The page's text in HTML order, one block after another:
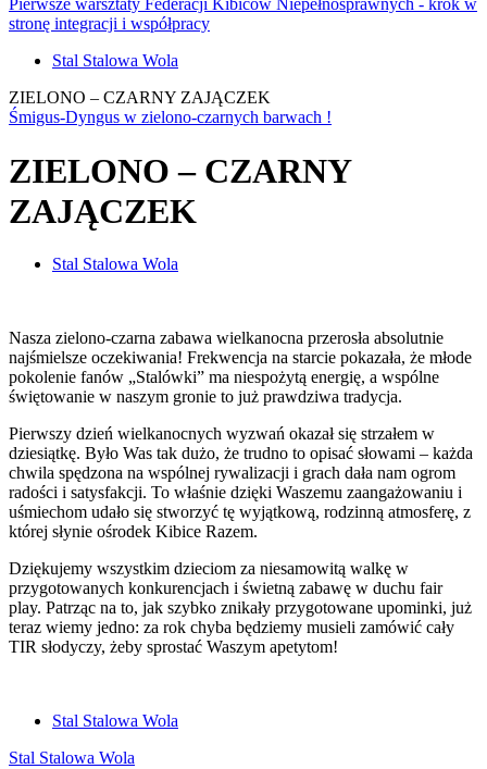
Pierwsze warsztaty Federacji Kibiców Niepełnosprawnych - krok w
stronę integracji i współpracy
Stal Stalowa Wola
ZIELONO – CZARNY ZAJĄCZEK
Śmigus-Dyngus w zielono-czarnych barwach !
ZIELONO – CZARNY
ZAJĄCZEK
Stal Stalowa Wola
Nasza zielono-czarna zabawa wielkanocna przerosła absolutnie
najśmielsze oczekiwania! Frekwencja na starcie pokazała, że młode
pokolenie fanów „Stalówki” ma niespożytą energię, a wspólne
świętowanie w naszym gronie to już prawdziwa tradycja.
Pierwszy dzień wielkanocnych wyzwań okazał się strzałem w
dziesiątkę. Było Was tak dużo, że trudno to opisać słowami – każda
chwila spędzona na wspólnej rywalizacji i grach dała nam ogrom
radości i satysfakcji. To właśnie dzięki Waszemu zaangażowaniu i
uśmiechom udało się stworzyć tę wyjątkową, rodzinną atmosferę, z
której słynie ośrodek Kibice Razem.
Dziękujemy wszystkim dzieciom za niesamowitą walkę w
przygotowanych konkurencjach i świetną zabawę w duchu fair
play. Patrząc na to, jak szybko znikały przygotowane upominki, już
teraz wiemy jedno: za rok chyba będziemy musieli zamówić cały
TIR słodyczy, żeby sprostać Waszym apetytom!
Stal Stalowa Wola
Stal Stalowa Wola